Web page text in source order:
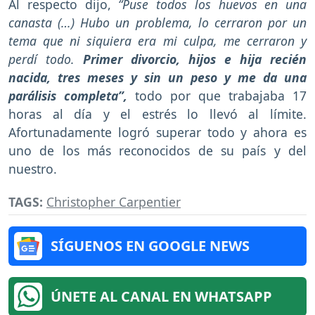
Al respecto dijo, “Puse todos los huevos en una
canasta (…) Hubo un problema, lo cerraron por un
tema que ni siquiera era mi culpa, me cerraron y
perdí todo. Primer divorcio, hijos e hija recién
nacida, tres meses y sin un peso y me da una
parálisis completa”, todo por que trabajaba 17
horas al día y el estrés lo llevó al límite.
Afortunadamente logró superar todo y ahora es
uno de los más reconocidos de su país y del
nuestro.
TAGS: Christopher Carpentier
SÍGUENOS EN GOOGLE NEWS
ÚNETE AL CANAL EN WHATSAPP